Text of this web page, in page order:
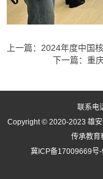
上一篇：2024年度中国
下一篇： 重
联系电
Copyright © 2020-2023 雄
传承教育
冀ICP备17009669号-